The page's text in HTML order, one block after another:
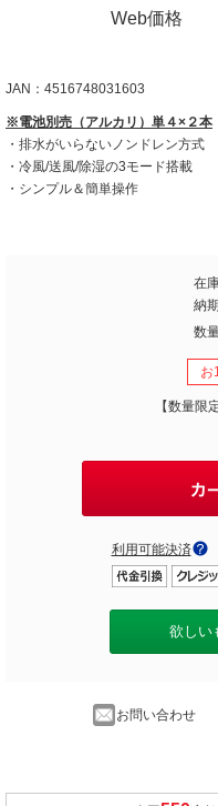
Web価格
JAN：4516748031603
※電池別売（アルカリ）単４×２本
・排水がいらないノンドレン方式
・冷風/送風/除湿の3モード搭載
・シンプル＆簡単操作
在
納
数
お
【数量限
利用可能決済
欲しい
お問い合わせ